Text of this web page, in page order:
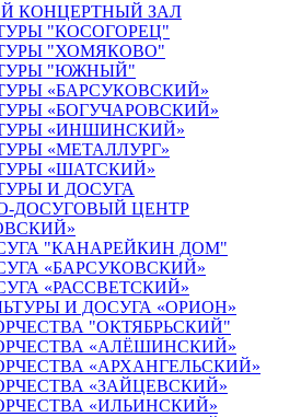
КОНЦЕРТНЫЙ ЗАЛ
"КОСОГОРЕЦ"
"ХОМЯКОВО"
"ЮЖНЫЙ"
«БАРСУКОВСКИЙ»
«БОГУЧАРОВСКИЙ»
«ИНШИНСКИЙ»
«МЕТАЛЛУРГ»
«ШАТСКИЙ»
И ДОСУГА
ДОСУГОВЫЙ ЦЕНТР
"КАНАРЕЙКИН ДОМ"
«БАРСУКОВСКИЙ»
«РАССВЕТСКИЙ»
И ДОСУГА «ОРИОН»
"ОКТЯБРЬСКИЙ"
«АЛЁШИНСКИЙ»
«АРХАНГЕЛЬСКИЙ»
«ЗАЙЦЕВСКИЙ»
«ИЛЬИНСКИЙ»